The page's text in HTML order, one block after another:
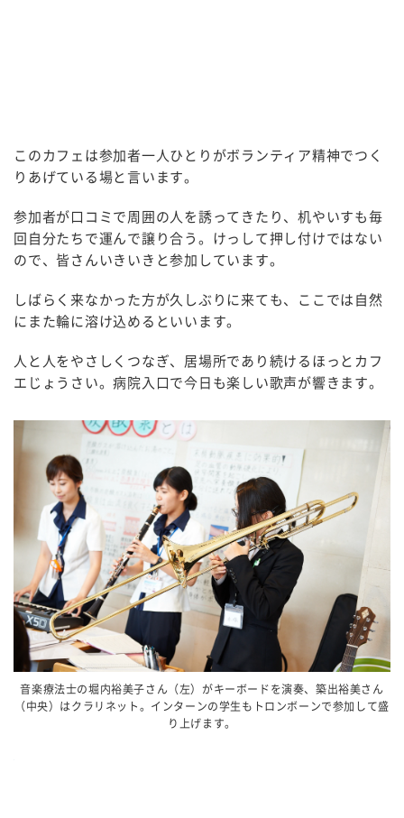
このカフェは参加者一人ひとりがボランティア精神でつく
りあげている場と言います。
参加者が口コミで周囲の人を誘ってきたり、机やいすも毎
回自分たちで運んで譲り合う。けっして押し付けではない
ので、皆さんいきいきと参加しています。
しばらく来なかった方が久しぶりに来ても、ここでは自然
にまた輪に溶け込めるといいます。
人と人をやさしくつなぎ、居場所であり続けるほっとカフ
エじょうさい。病院入口で今日も楽しい歌声が響きます。
音楽療法士の堀内裕美子さん（左）がキーボードを演奏、築出裕美さん
（中央）はクラリネット。インターンの学生もトロンボーンで参加して盛
り上げます。